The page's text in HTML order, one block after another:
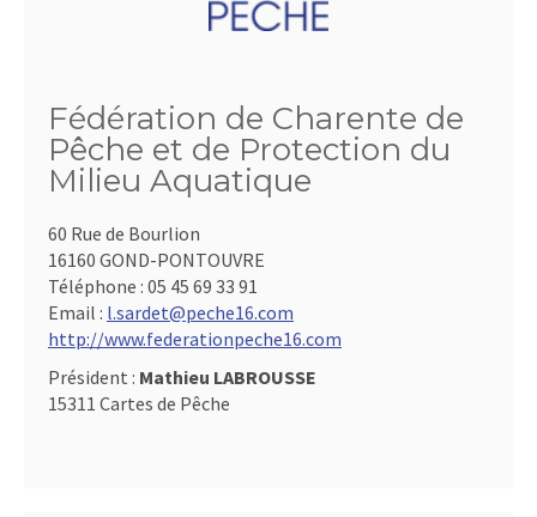
Fédération de Charente de
Pêche et de Protection du
Milieu Aquatique
60 Rue de Bourlion
16160 GOND-PONTOUVRE
Téléphone : 05 45 69 33 91
Email : l.sardet@peche16.com
http://www.federationpeche16.com
Président : Mathieu LABROUSSE
15311 Cartes de Pêche